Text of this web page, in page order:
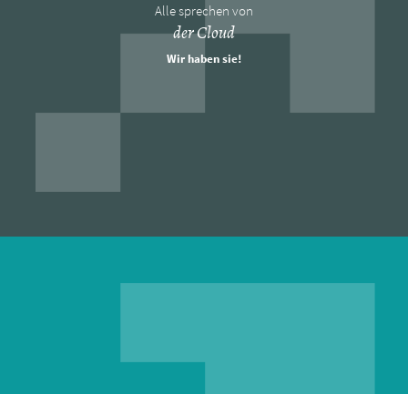
Alle sprechen von
der Cloud
Wir haben sie!